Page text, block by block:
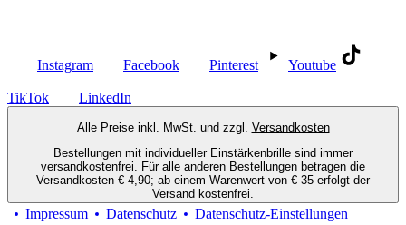
Instagram Facebook Pinterest Youtube
TikTok LinkedIn
Alle Preise inkl. MwSt. und zzgl. Versandkosten
Bestellungen mit individueller Einstärkenbrille sind immer
versandkostenfrei. Für alle anderen Bestellungen betragen die
Versandkosten € 4,90; ab einem Warenwert von € 35 erfolgt der
Versand kostenfrei.
Impressum Datenschutz Datenschutz-Einstellungen